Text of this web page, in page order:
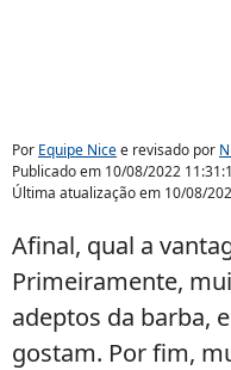
Por Equipe Nicee revisado por
Publicado em 10/08/2022
Última atualização em 10/08/
Afinal, qual a
Primeiramente,
adeptos da barba,
gostam. Por fim,